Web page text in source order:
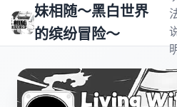
妹相随～黑白世界
的缤纷冒险～